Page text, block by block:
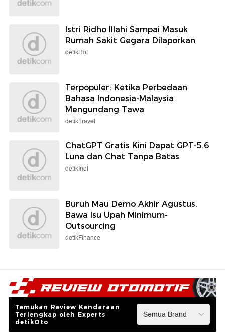
Istri Ridho Illahi Sampai Masuk
Rumah Sakit Gegara Dilaporkan
detikHot
Terpopuler: Ketika Perbedaan
Bahasa Indonesia-Malaysia
Mengundang Tawa
detikTravel
ChatGPT Gratis Kini Dapat GPT-5.6
Luna dan Chat Tanpa Batas
detikInet
Buruh Mau Demo Akhir Agustus,
Bawa Isu Upah Minimum-
Outsourcing
detikFinance
Temukan Review Kendaraan
Terlengkap oleh Experts
detikOto